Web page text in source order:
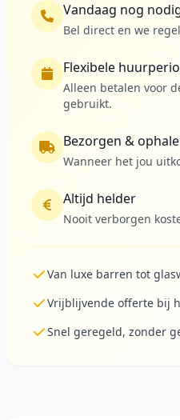
Vandaag nog
Bel direct en we
Flexibele
Alleen betalen voor
gebruikt.
Bezorgen &
Wanneer het jou
Altijd helder
Nooit verborgen
Van luxe barren tot
Vrijblijvende offerte bij
Snel geregeld, zonder